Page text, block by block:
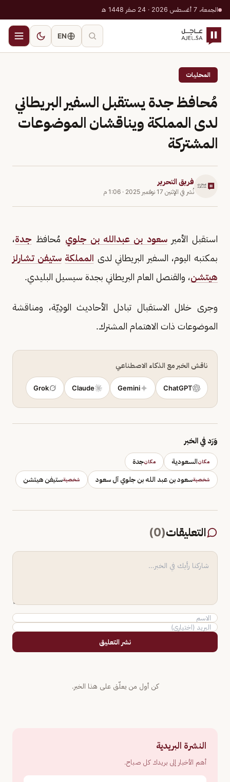
الجمعة، 7 أغسطس 2026 · 24 صفر 1448 هـ
EN
المحليات
مُحافظ جدة يستقبل السفير البريطاني
لدى المملكة ويناقشان الموضوعات
المشتركة
فريق التحرير
نُشر في الإثنين 17 نوفمبر 2025 · 1:06 م
استقبل الأميرسعود بن عبدالله بن جلوي مُحافظ جدة،
بمكتبه اليوم، السفير البريطاني لدى المملكة ستيفن تشارلز
هيتشن، والقنصل العام البريطاني بجدة سيسيل البليدي.
وجرى خلال الاستقبال تبادل الأحاديث الودِيّة، ومناقشة
الموضوعات ذات الاهتمام المشترك.
ناقش الخبر مع الذكاء الاصطناعي
ChatGPT
Gemini
Claude
Grok
وَرَد في الخبر
مكانالسعودية مكانجدة
شخصيةسعود بن عبد الله بن جلوي آل سعود شخصيةستيفن هيتشن
التعليقات(
0
)
نشر التعليق
كن أول من يعلّق على هذا الخبر.
النشرة البريدية
أهم الأخبار إلى بريدك كل صباح.